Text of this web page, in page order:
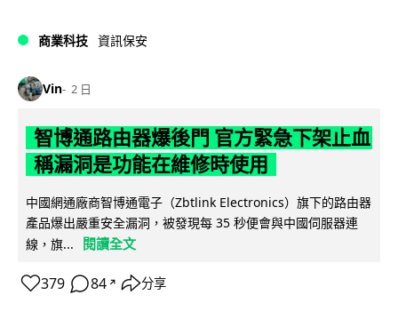
商業科技 資訊保安
Vin 2 日
智博通路由器爆後門 官方緊急下架止血
稱漏洞是功能在維修時使用
中國網通廠商智博通電子（Zbtlink Electronics）旗下的路由器
產品爆出嚴重安全漏洞，被發現每 35 秒便會與中國伺服器連
線，旗...
閱讀全文
379 84 ↗ 分享